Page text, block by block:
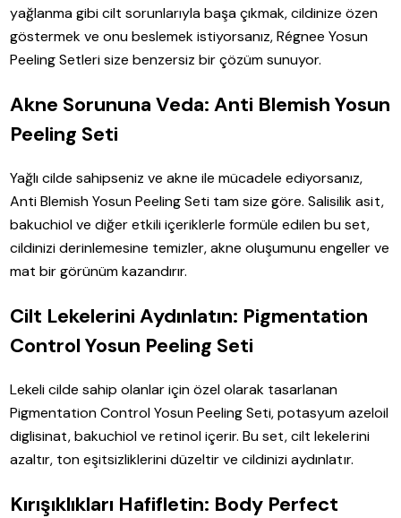
yağlanma gibi cilt sorunlarıyla başa çıkmak, cildinize özen
göstermek ve onu beslemek istiyorsanız, Régnee Yosun
Peeling Setleri size benzersiz bir çözüm sunuyor.
Akne Sorununa Veda: Anti Blemish Yosun
Peeling Seti
Yağlı cilde sahipseniz ve akne ile mücadele ediyorsanız,
Anti Blemish Yosun Peeling Seti tam size göre. Salisilik asit,
bakuchiol ve diğer etkili içeriklerle formüle edilen bu set,
cildinizi derinlemesine temizler, akne oluşumunu engeller ve
mat bir görünüm kazandırır.
Cilt Lekelerini Aydınlatın: Pigmentation
Control Yosun Peeling Seti
Lekeli cilde sahip olanlar için özel olarak tasarlanan
Pigmentation Control Yosun Peeling Seti, potasyum azeloil
diglisinat, bakuchiol ve retinol içerir. Bu set, cilt lekelerini
azaltır, ton eşitsizliklerini düzeltir ve cildinizi aydınlatır.
Kırışıklıkları Hafifletin: Body Perfect